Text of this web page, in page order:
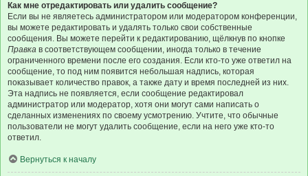
Как мне отредактировать или удалить сообщение?
Если вы не являетесь администратором или модератором конференции,
вы можете редактировать и удалять только свои собственные
сообщения. Вы можете перейти к редактированию, щёлкнув по кнопке
Правка в соответствующем сообщении, иногда только в течение
ограниченного времени после его создания. Если кто-то уже ответил на
сообщение, то под ним появится небольшая надпись, которая
показывает количество правок, а также дату и время последней из них.
Эта надпись не появляется, если сообщение редактировал
администратор или модератор, хотя они могут сами написать о
сделанных изменениях по своему усмотрению. Учтите, что обычные
пользователи не могут удалить сообщение, если на него уже кто-то
ответил.
Вернуться к началу